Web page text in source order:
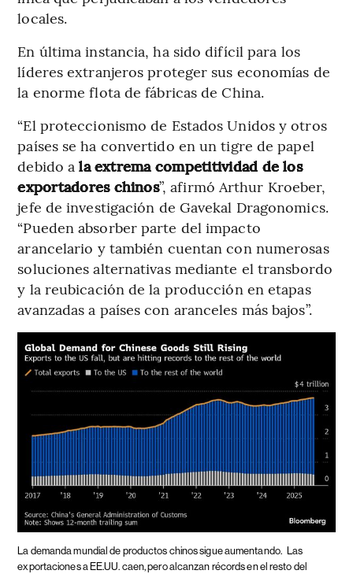
locales.
En última instancia, ha sido difícil para los
líderes extranjeros proteger sus economías de
la enorme flota de fábricas de China.
“El proteccionismo de Estados Unidos y otros
países se ha convertido en un tigre de papel
debido ala extrema competitividad de los
exportadores chinos”, afirmó Arthur Kroeber,
jefe de investigación de Gavekal Dragonomics.
“Pueden absorber parte del impacto
arancelario y también cuentan con numerosas
soluciones alternativas mediante el transbordo
y la reubicación de la producción en etapas
avanzadas a países con aranceles más bajos”.
La demanda mundial de productos chinos sigue aumentando. Las
exportaciones a EE.UU. caen, pero alcanzan récords en el resto del